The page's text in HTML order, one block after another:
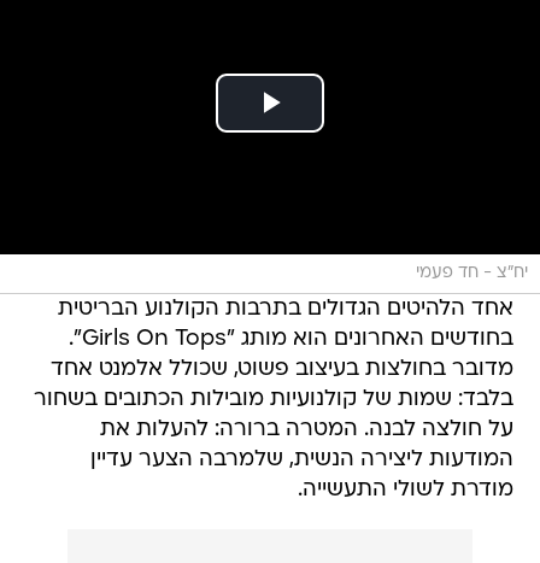
יח"צ - חד פעמי
אחד הלהיטים הגדולים בתרבות הקולנוע הבריטית
בחודשים האחרונים הוא מותג "Girls On Tops".
מדובר בחולצות בעיצוב פשוט, שכולל אלמנט אחד
בלבד: שמות של קולנועיות מובילות הכתובים בשחור
על חולצה לבנה. המטרה ברורה: להעלות את
המודעות ליצירה הנשית, שלמרבה הצער עדיין
מודרת לשולי התעשייה.